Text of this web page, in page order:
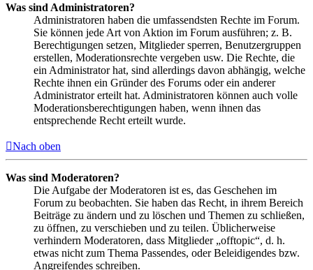
Was sind Administratoren?
Administratoren haben die umfassendsten Rechte im Forum.
Sie können jede Art von Aktion im Forum ausführen; z. B.
Berechtigungen setzen, Mitglieder sperren, Benutzergruppen
erstellen, Moderationsrechte vergeben usw. Die Rechte, die
ein Administrator hat, sind allerdings davon abhängig, welche
Rechte ihnen ein Gründer des Forums oder ein anderer
Administrator erteilt hat. Administratoren können auch volle
Moderationsberechtigungen haben, wenn ihnen das
entsprechende Recht erteilt wurde.
Nach oben
Was sind Moderatoren?
Die Aufgabe der Moderatoren ist es, das Geschehen im
Forum zu beobachten. Sie haben das Recht, in ihrem Bereich
Beiträge zu ändern und zu löschen und Themen zu schließen,
zu öffnen, zu verschieben und zu teilen. Üblicherweise
verhindern Moderatoren, dass Mitglieder „offtopic“, d. h.
etwas nicht zum Thema Passendes, oder Beleidigendes bzw.
Angreifendes schreiben.